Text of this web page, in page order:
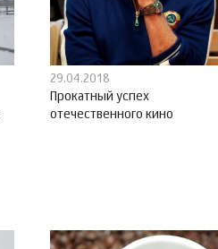
29.04.2018
Прокатный успех
отечественного кино